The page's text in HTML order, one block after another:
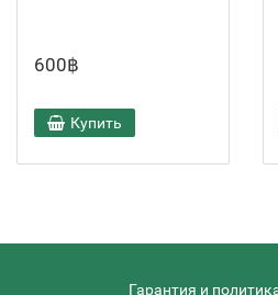
600฿
Купить
Гарантия и